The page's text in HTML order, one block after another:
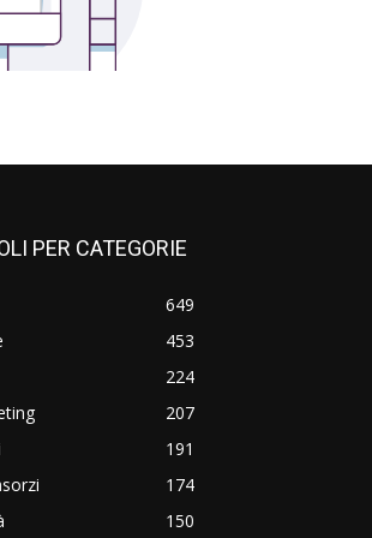
PER CATEGORIE
649
453
224
207
191
174
150